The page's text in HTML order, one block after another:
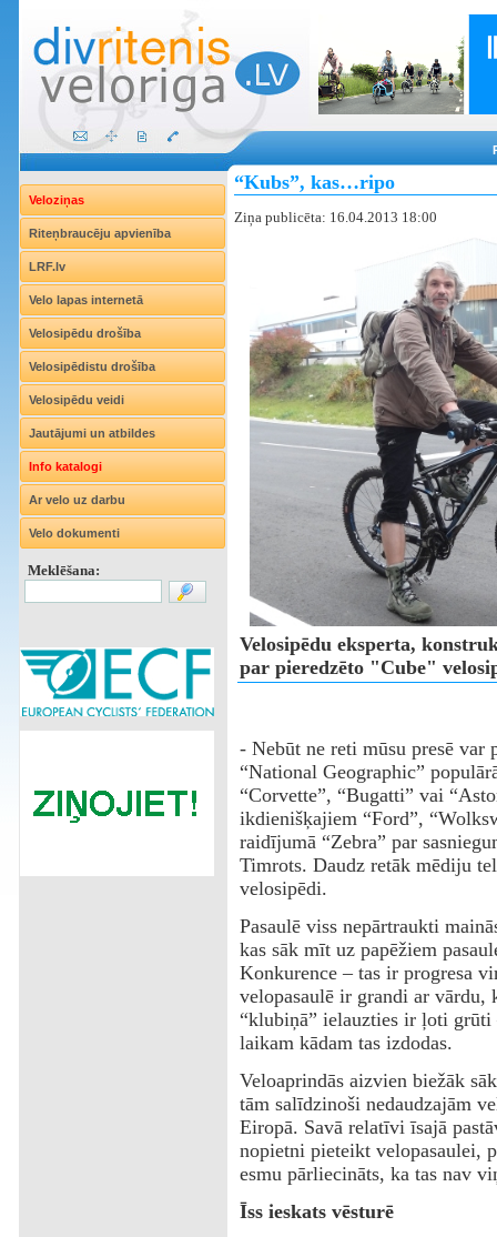
Veloziņas
Riteņbraucēju apvienība
LRF.lv
Velo lapas internetā
Velosipēdu drošība
Velosipēdistu drošība
Velosipēdu veidi
Jautājumi un atbildes
Info katalogi
Ar velo uz darbu
Velo dokumenti
Meklēšana:
“Kubs”, kas…ripo
Ziņa publicēta: 16.04.2013 18:00
Velosipēdu eksperta,
par pieredzēto "Cube"
- Nebūt ne reti mūsu presē var
“National Geographic”
“Corvette”, “Bugatti” vai
ikdienišķajiem “Ford”,
raidījumā “Zebra” par
Timrots. Daudz retāk mēdiju
velosipēdi.
Pasaulē viss nepārtraukti
kas sāk mīt uz papēžiem
Konkurence – tas ir progresa
velopasaulē ir grandi ar vārdu,
“klubiņā” ielauzties ir ļoti
laikam kādam tas izdodas.
Veloaprindās aizvien biežāk
tām salīdzinoši nedaudzajām
Eiropā. Savā relatīvi īsajā
nopietni pieteikt velopasaulei,
esmu pārliecināts, ka tas nav
Īss ieskats vēsturē